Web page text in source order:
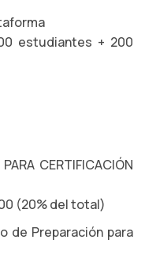
estudiantes + 200
CERTIFICACIÓN
(20% del total)
de Preparación para